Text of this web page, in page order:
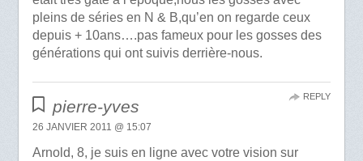
pleins de séries en N & B,qu’en on regarde ceux
depuis + 10ans….pas fameux pour les gosses des
générations qui ont suivis derrière-nous.
pierre-yves
26 JANVIER 2011 @ 15:07
Arnold, 8, je suis en ligne avec votre vision sur
REPLY